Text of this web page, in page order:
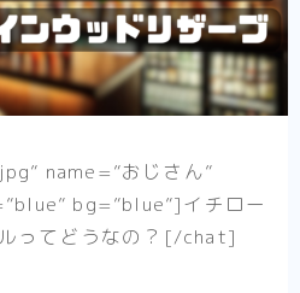
name=”おじさん”
bg=”blue”]イチロー
ってどうなの？[/chat]